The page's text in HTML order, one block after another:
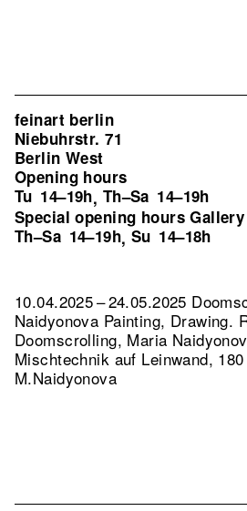
feinart berlin
Niebuhrstr. 71
Berlin West
Opening hours
Tu 14–19h, Th–Sa 14–19h
Special opening hours Gallery
Th–Sa 14–19h, Su 14–18h
10.04.2025 – 24.05.2025
Naidyonova Painting, Drawing.
Doomscrolling, Maria
Mischtechnik auf Leinwand,
M.Naidyonova